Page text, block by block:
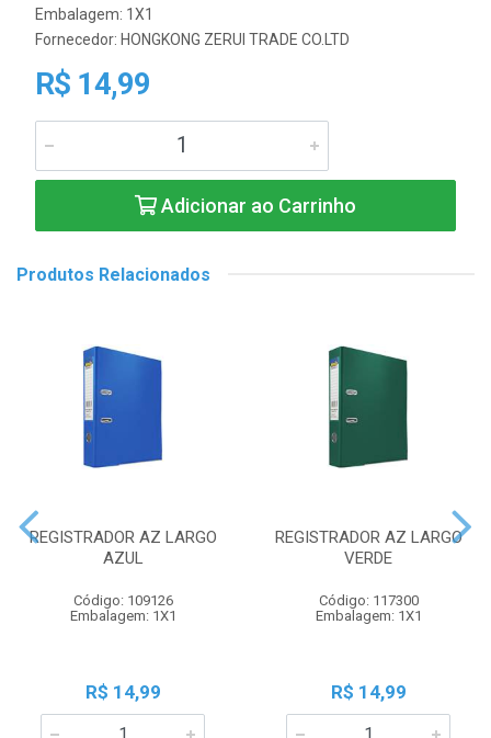
Embalagem: 1X1
Fornecedor: HONGKONG ZERUI TRADE CO.LTD
R$ 14,99
Adicionar ao Carrinho
Produtos Relacionados
REGISTRADOR AZ LARGO
AZUL
Código: 109126
Embalagem: 1X1
R$ 14,99
REGISTRADOR AZ LARGO
VERDE
Código: 117300
Embalagem: 1X1
R$ 14,99